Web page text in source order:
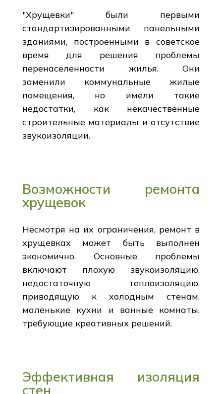
"Хрущевки" были первыми
стандартизированными панельными
зданиями, построенными в советское
время для решения проблемы
перенаселенности жилья. Они
заменили коммунальные жилые
помещения, но имели такие
недостатки, как некачественные
строительные материалы и отсутствие
звукоизоляции.
Возможности ремонта
хрущевок
Несмотря на их ограничения, ремонт в
хрущевках может быть выполнен
экономично. Основные проблемы
включают плохую звукоизоляцию,
недостаточную теплоизоляцию,
приводящую к холодным стенам,
маленькие кухни и ванные комнаты,
требующие креативных решений.
Эффективная изоляция
стен